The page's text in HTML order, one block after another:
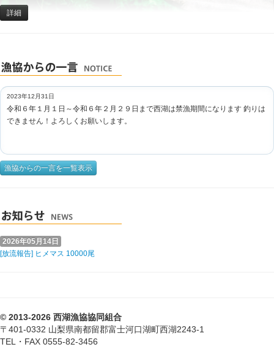
詳細
2023年12月31日
令和６年１月１日～令和６年２月２９日まで西湖は禁漁期間になります 釣りは
できません！よろしくお願いします。
漁協からの一言を一覧表示
2026年05月14日
[放流報告] ヒメマス 10000尾
© 2013-2026 西湖漁協協同組合
〒401-0332 山梨県南都留郡富士河口湖町西湖2243-1
TEL・FAX 0555-82-3456